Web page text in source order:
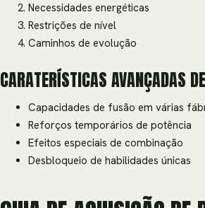
Necessidades energéticas
Restrições de nível
Caminhos de evolução
CARATERÍSTICAS AVANÇADAS
Capacidades de fusão em várias
Reforços temporários de potência
Efeitos especiais de combinação
Desbloqueio de habilidades únicas